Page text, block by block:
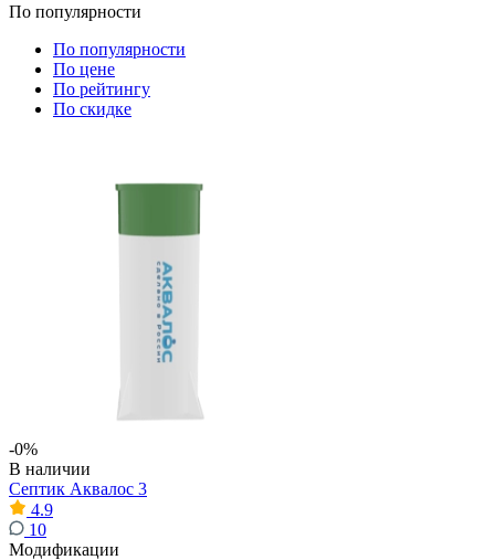
По популярности
По популярности
По цене
По рейтингу
По скидке
-0%
В наличии
Септик Аквалос 3
4.9
10
Модификации